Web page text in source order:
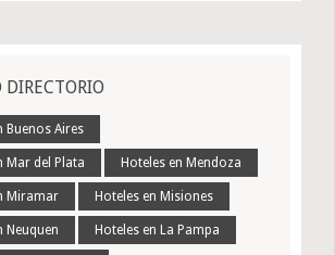
DIRECTORIO
Buenos Aires
Mar del Plata Hoteles en Mendoza
Miramar Hoteles en Misiones
Neuquen Hoteles en La Pampa